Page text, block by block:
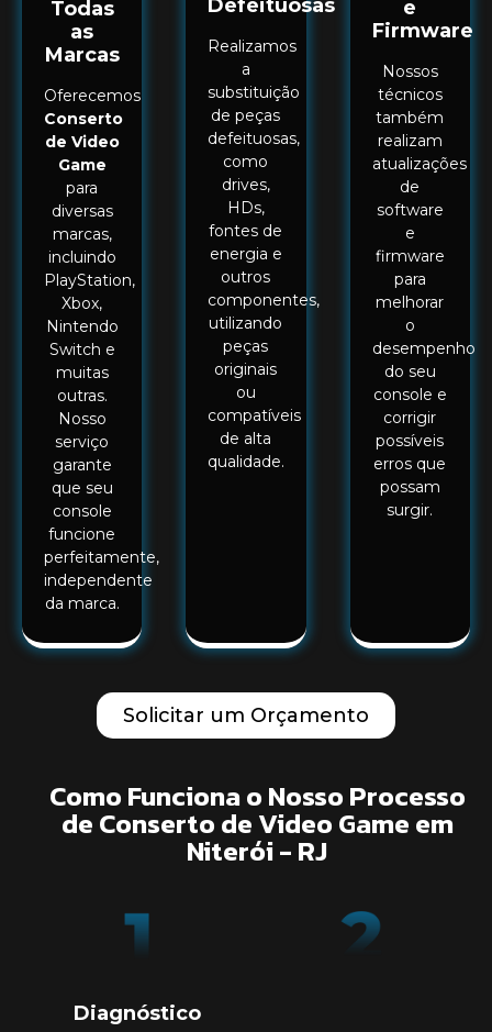
Todas
as
Marcas
Oferecemos
Conserto
de Video
Game
para
diversas
marcas,
incluindo
PlayStation,
Xbox,
Nintendo
Switch e
muitas
outras.
Nosso
serviço
garante
que seu
console
funcione
perfeitamente,
independente
da marca.
Defeituosas
Realizamos
a
substituição
de peças
defeituosas,
como
drives,
HDs,
fontes de
energia e
outros
componentes,
utilizando
peças
originais
ou
compatíveis
de alta
qualidade.
e
Firmware
Nossos
técnicos
também
realizam
atualizações
de
software
e
firmware
para
melhorar
o
desempenho
do seu
console e
corrigir
possíveis
erros que
possam
surgir.
Solicitar um Orçamento
Como Funciona o Nosso Processo
de Conserto de Video Game em
Niterói - RJ
Diagnóstico